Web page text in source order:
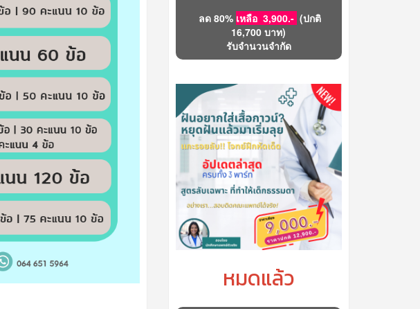
ลด 80% เหลือ 3,900.- (ปกติ
16,700 บาท)
รับจำนวนจำกัด
หมดแล้ว